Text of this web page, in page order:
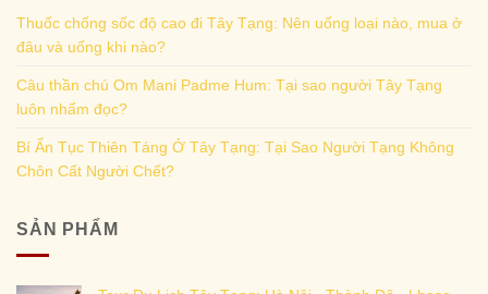
Thuốc chống sốc độ cao đi Tây Tạng: Nên uống loại nào, mua ở
đâu và uống khi nào?
Câu thần chú Om Mani Padme Hum: Tại sao người Tây Tạng
luôn nhẩm đọc?
Bí Ẩn Tục Thiên Táng Ở Tây Tạng: Tại Sao Người Tạng Không
Chôn Cất Người Chết?
SẢN PHẨM